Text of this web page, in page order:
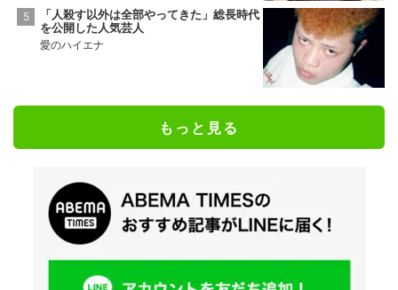
「人殺す以外は全部やってきた」総長時代
を公開した人気芸人
愛のハイエナ
もっと見る